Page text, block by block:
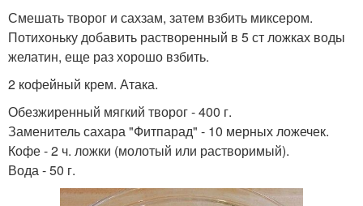
Смешать творог и сахзам, затем взбить миксером.
Потихоньку добавить растворенный в 5 ст ложках воды
желатин, еще раз хорошо взбить.
2 кофейный крем. Атака.
Обезжиренный мягкий творог - 400 г.
Заменитель сахара "Фитпарад" - 10 мерных ложечек.
Кофе - 2 ч. ложки (молотый или растворимый).
Вода - 50 г.